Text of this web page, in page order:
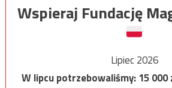
Wspieraj Fundację
Lipiec 2026
W lipcu potrzebowaliśmy:15 000